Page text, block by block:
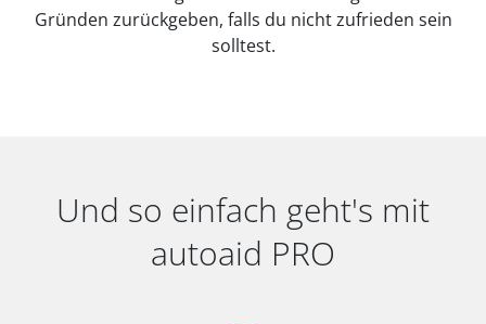
Gründen zurückgeben, falls du nicht zufrieden sein
solltest.
Und so einfach geht's mit
autoaid PRO